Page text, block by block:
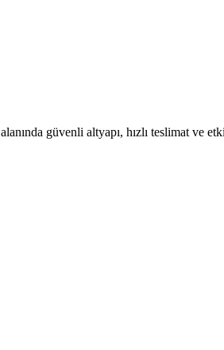
alanında güvenli altyapı, hızlı teslimat ve